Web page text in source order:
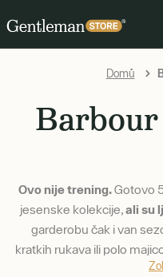
Domů
Ovo nije trening.Gotovo
jesenske kolekcije,ali su
garderobu čak i van
kratkih rukava ili polo
će Vam